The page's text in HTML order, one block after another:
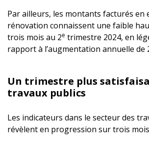
Par ailleurs, les montants facturés en
rénovation connaissent une faible
trois mois au 2e trimestre 2024, en
rapport à l’augmentation annuelle de
Un trimestre plus
travaux publics
Les indicateurs dans le secteur des
révèlent en progression sur trois